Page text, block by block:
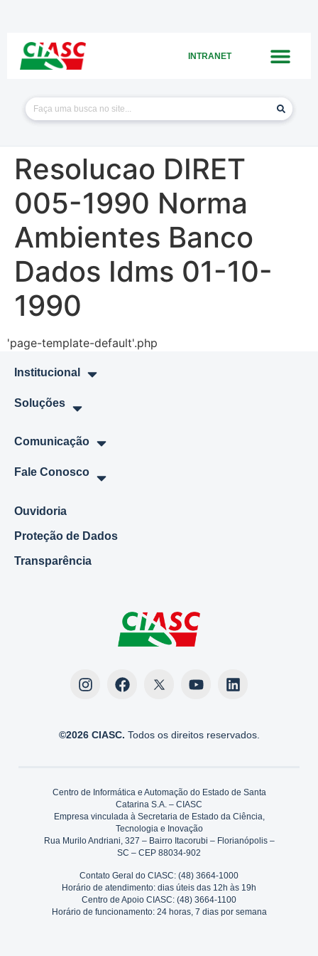
INTRANET
Resolucao DIRET
005-1990 Norma
Ambientes Banco
Dados Idms 01-10-
1990
'page-template-default'.php
Institucional
Soluções
Comunicação
Fale Conosco
Ouvidoria
Proteção de Dados
Transparência
©2026 CIASC. Todos os direitos reservados.
Centro de Informática e Automação do Estado de Santa
Catarina S.A. – CIASC
Empresa vinculada à Secretaria de Estado da Ciência,
Tecnologia e Inovação
Rua Murilo Andriani, 327 – Bairro Itacorubi – Florianópolis –
SC – CEP 88034-902
Contato Geral do CIASC: (48) 3664-1000
Horário de atendimento: dias úteis das 12h às 19h
Centro de Apoio CIASC: (48) 3664-1100
Horário de funcionamento: 24 horas, 7 dias por semana